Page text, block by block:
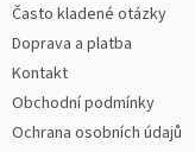
Často kladené otázky
Doprava a platba
Kontakt
Obchodní podmínky
Ochrana osobních údajů